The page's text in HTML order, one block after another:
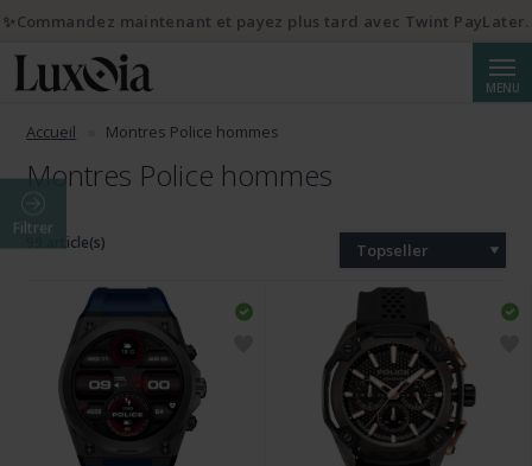
MENU
Accueil Montres Police hommes
Montres Police hommes
Filtrer
99 article(s) Topseller
✨Commandez maintenant et payez plus tard avec Twint PayLater.